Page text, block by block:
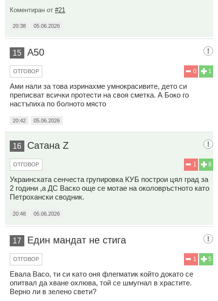
Коментиран от #21
20:38 05.06.2026
15 А50
1
0
ОТГОВОР
Ами нали за това изринахме умнокрасивите, дето си
преписват всички протести на своя сметка. А Боко го
настъпиха по болното място
20:42 05.06.2026
16 Сатана Z
8
1
ОТГОВОР
Украинската сенчеста групировка КУБ построи цял град за
2 години ,а ДС Васко още се мотае на околовръстното като
Петрохански сводник.
20:48 05.06.2026
17 Един мандат не стига
5
1
ОТГОВОР
Евала Васо, ти си като оня флегматик който докато се
опитвал да хване охлюва, той се шмугнал в храстите.
Верно ли в зелено свети?